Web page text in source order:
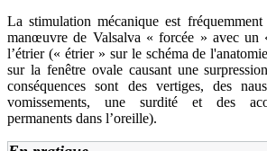
La stimulation mécanique est fréquemment
manœuvre de Valsalva « forcée » avec un
l’étrier (« étrier » sur le schéma de
sur la fenêtre ovale causant une
conséquences sont des vertiges, des
vomissements, une surdité et des
permanents dans l’oreille).